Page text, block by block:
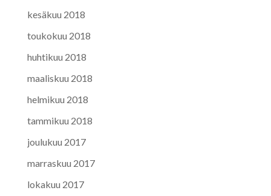
kesäkuu 2018
toukokuu 2018
huhtikuu 2018
maaliskuu 2018
helmikuu 2018
tammikuu 2018
joulukuu 2017
marraskuu 2017
lokakuu 2017